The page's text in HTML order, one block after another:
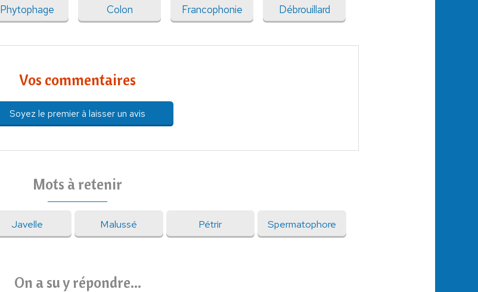
Phytophage Colon Francophonie Débrouillard
Vos commentaires
Soyez le premier à laisser un avis
Mots à retenir
Javelle Malussé Pétrir Spermatophore
On a su y répondre...